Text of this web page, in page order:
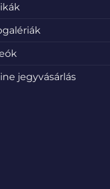
jegyvásárlás